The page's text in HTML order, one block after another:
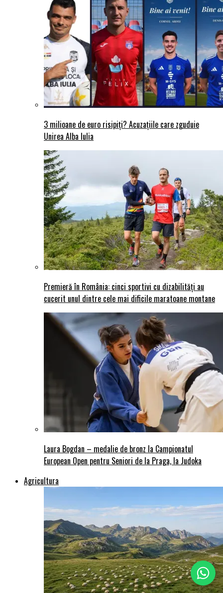
3 milioane de euro risipiți? Acuzațiile care zguduie
Unirea Alba Iulia
Premieră în România: cinci sportivi cu dizabilități au
cucerit unul dintre cele mai dificile maratoane montane
Laura Bogdan – medalie de bronz la Campionatul
European Open pentru Seniori de la Praga, la Judoka
Agricultura